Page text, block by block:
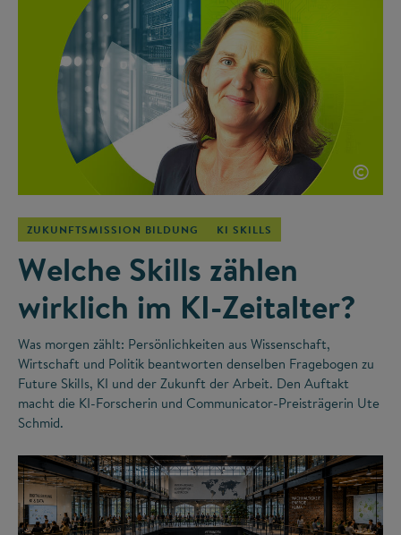
©
ZUKUNFTSMISSION BILDUNG KI SKILLS
Welche Skills zählen
wirklich im KI-Zeitalter?
Was morgen zählt: Persönlichkeiten aus Wissenschaft,
Wirtschaft und Politik beantworten denselben Fragebogen zu
Future Skills, KI und der Zukunft der Arbeit. Den Auftakt
macht die KI-Forscherin und Communicator-Preisträgerin Ute
Schmid.